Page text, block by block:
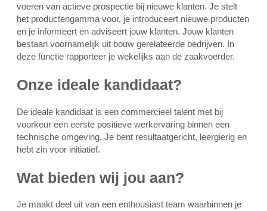
voeren van actieve prospectie bij nieuwe klanten. Je stelt
het productengamma voor, je introduceert nieuwe producten
en je informeert en adviseert jouw klanten. Jouw klanten
bestaan voornamelijk uit bouw gerelateerde bedrijven. In
deze functie rapporteer je wekelijks aan de zaakvoerder.
Onze ideale kandidaat?
De ideale kandidaat is een commercieel talent met bij
voorkeur een eerste positieve werkervaring binnen een
technische omgeving. Je bent resultaatgericht, leergierig en
hebt zin voor initiatief.
Wat bieden wij jou aan?
Je maakt deel uit van een enthousiast team waarbinnen je